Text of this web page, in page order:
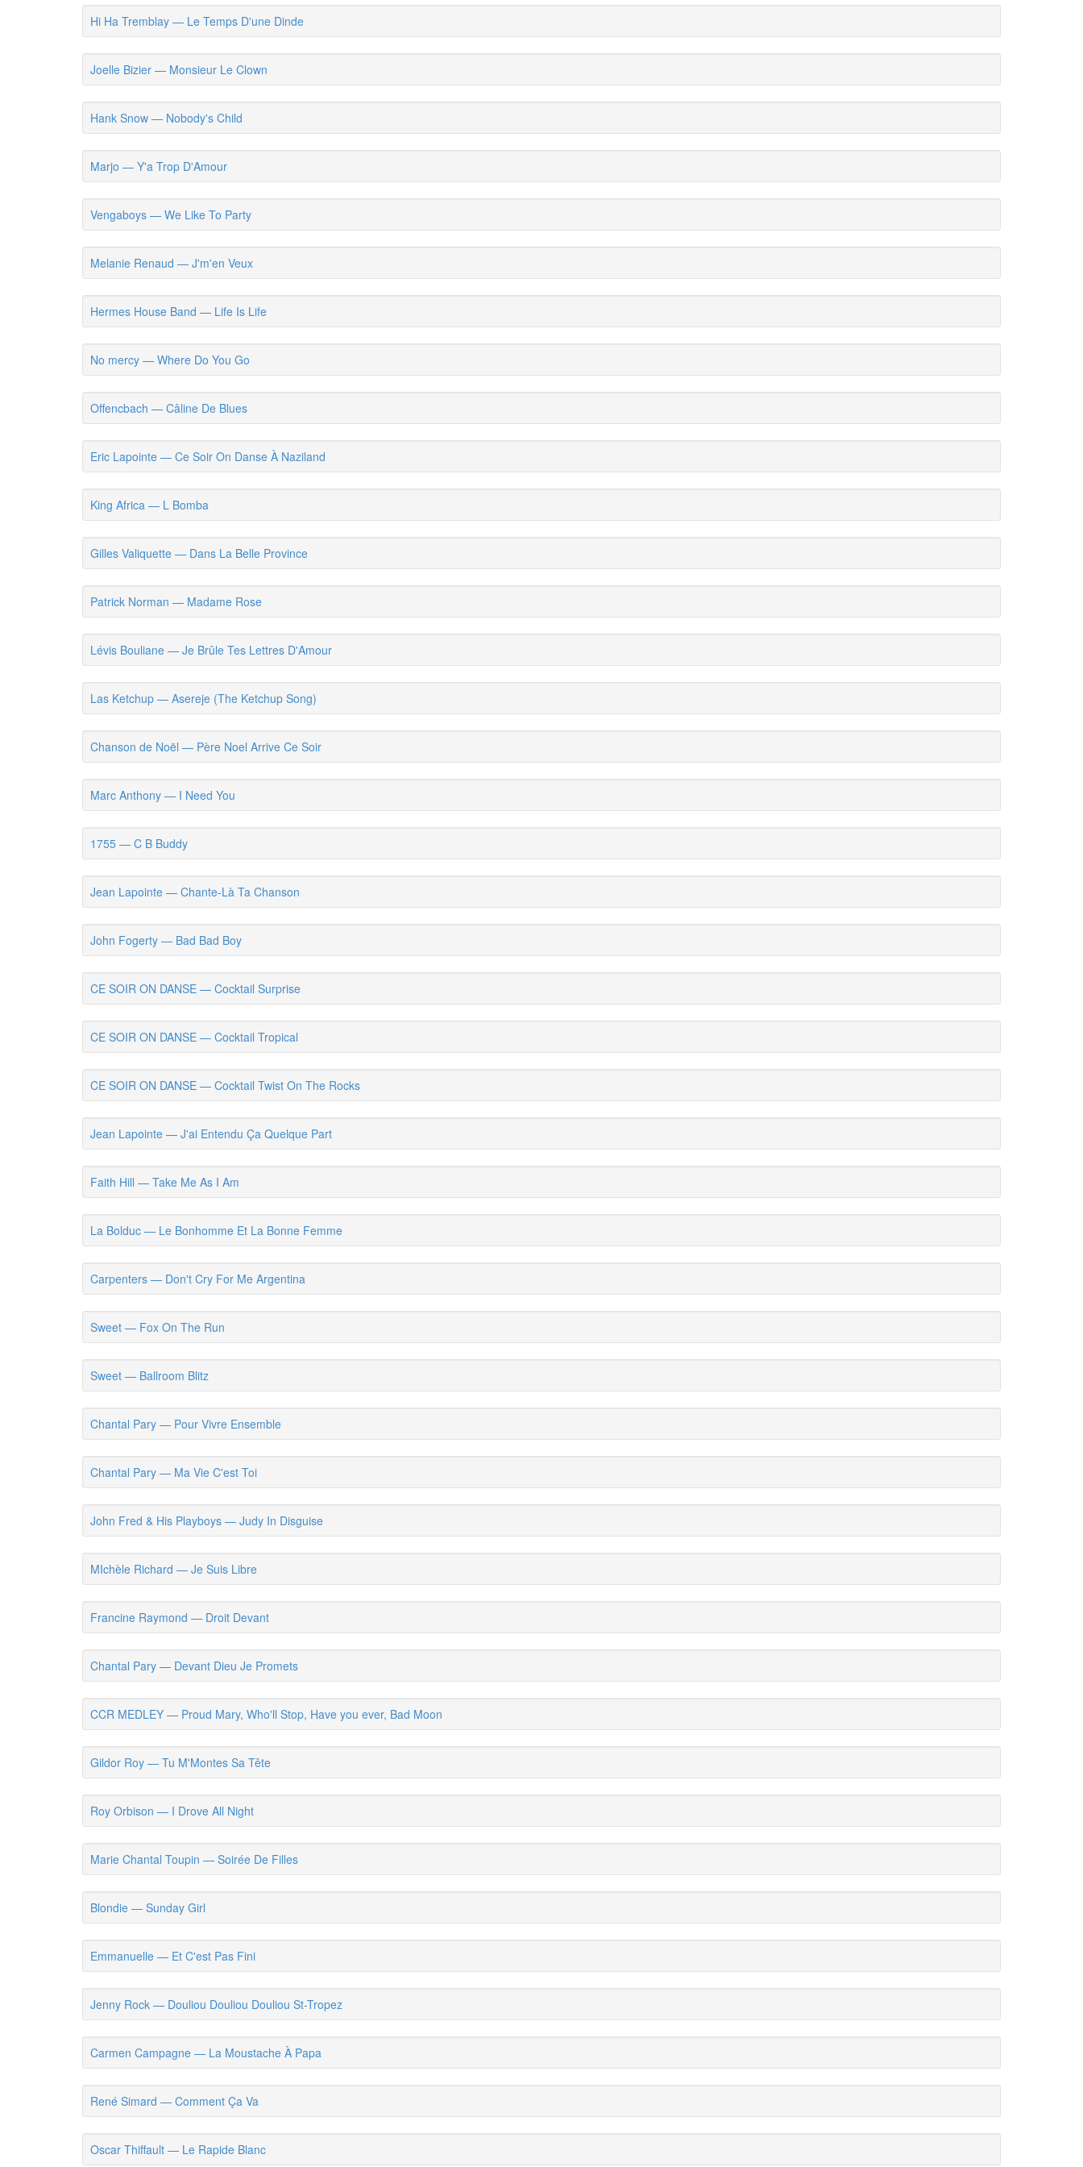
Hi Ha Tremblay — Le Temps D'une Dinde
Joelle Bizier — Monsieur Le Clown
Hank Snow — Nobody's Child
Marjo — Y'a Trop D'Amour
Vengaboys — We Like To Party
Melanie Renaud — J'm'en Veux
Hermes House Band — Life Is Life
No mercy — Where Do You Go
Offencbach — Câline De Blues
Eric Lapointe — Ce Soir On Danse À Naziland
King Africa — L Bomba
Gilles Valiquette — Dans La Belle Province
Patrick Norman — Madame Rose
Lévis Bouliane — Je Brûle Tes Lettres D'Amour
Las Ketchup — Asereje (The Ketchup Song)
Chanson de Noël — Père Noel Arrive Ce Soir
Marc Anthony — I Need You
1755 — C B Buddy
Jean Lapointe — Chante-Là Ta Chanson
John Fogerty — Bad Bad Boy
CE SOIR ON DANSE — Cocktail Surprise
CE SOIR ON DANSE — Cocktail Tropical
CE SOIR ON DANSE — Cocktail Twist On The Rocks
Jean Lapointe — J'ai Entendu Ça Quelque Part
Faith Hill — Take Me As I Am
La Bolduc — Le Bonhomme Et La Bonne Femme
Carpenters — Don't Cry For Me Argentina
Sweet — Fox On The Run
Sweet — Ballroom Blitz
Chantal Pary — Pour Vivre Ensemble
Chantal Pary — Ma Vie C'est Toi
John Fred & His Playboys — Judy In Disguise
MIchèle Richard — Je Suis Libre
Francine Raymond — Droit Devant
Chantal Pary — Devant Dieu Je Promets
CCR MEDLEY — Proud Mary, Who'll Stop, Have you ever, Bad Moon
Gildor Roy — Tu M'Montes Sa Tête
Roy Orbison — I Drove All Night
Marie Chantal Toupin — Soirée De Filles
Blondie — Sunday Girl
Emmanuelle — Et C'est Pas Fini
Jenny Rock — Douliou Douliou Douliou St-Tropez
Carmen Campagne — La Moustache À Papa
René Simard — Comment Ça Va
Oscar Thiffault — Le Rapide Blanc